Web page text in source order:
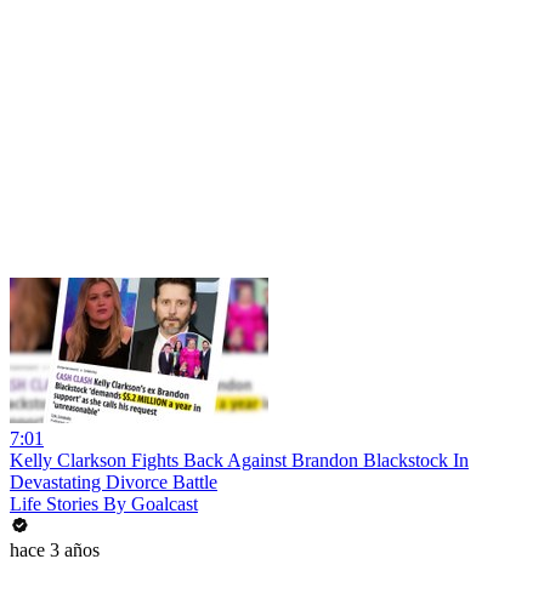
7:01
Kelly Clarkson Fights Back Against Brandon Blackstock In
Devastating Divorce Battle
Life Stories By Goalcast
hace 3 años